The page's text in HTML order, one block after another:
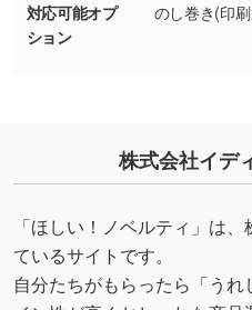
・デザインにQRコード
詳しく見る
対応可能オプ
ション
のし巻き(印
株式会社イデ
「ほしい！ノベルティ」は
ているサイトです。
自分たちがもらったら「う